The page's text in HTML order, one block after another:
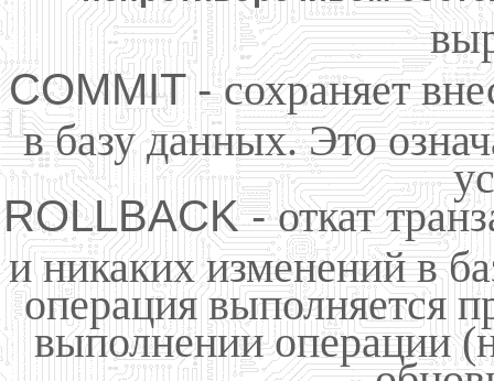
COMMIT -сохраняет
в базу данных. Это
ROLLBACK -откат
и никаких изменений в
операция выполняется
выполнении операции